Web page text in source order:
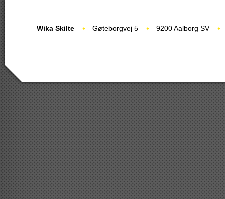
Wika Skilte Gøteborgvej 5 9200 Aalborg SV